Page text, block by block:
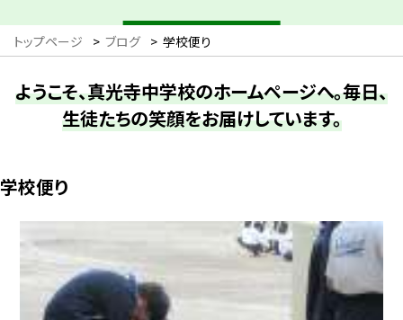
トップページ > ブログ > 学校便り
ようこそ、真光寺中学校のホームページへ。毎日、
生徒たちの笑顔をお届けしています。
学校便り